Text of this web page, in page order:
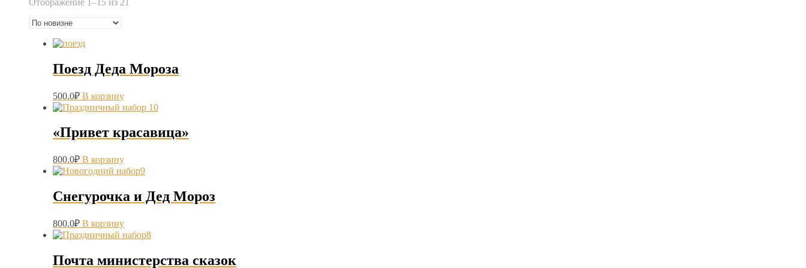
Поезд Деда Мороза
500.0₽ В корзину
«Привет красавица»
800.0₽ В корзину
Снегурочка и Дед Мороз
800.0₽ В корзину
Почта министерства сказок